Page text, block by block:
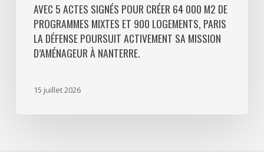
Défense
poursuit
activement
AVEC 5 ACTES SIGNÉS POUR CRÉER 64 000 M2 DE
PROGRAMMES MIXTES ET 900 LOGEMENTS, PARIS
LA DÉFENSE POURSUIT ACTIVEMENT SA MISSION
D’AMÉNAGEUR À NANTERRE.
15 juillet 2026